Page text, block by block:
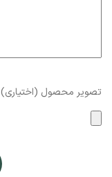
تصویر محصول (اختیاری)